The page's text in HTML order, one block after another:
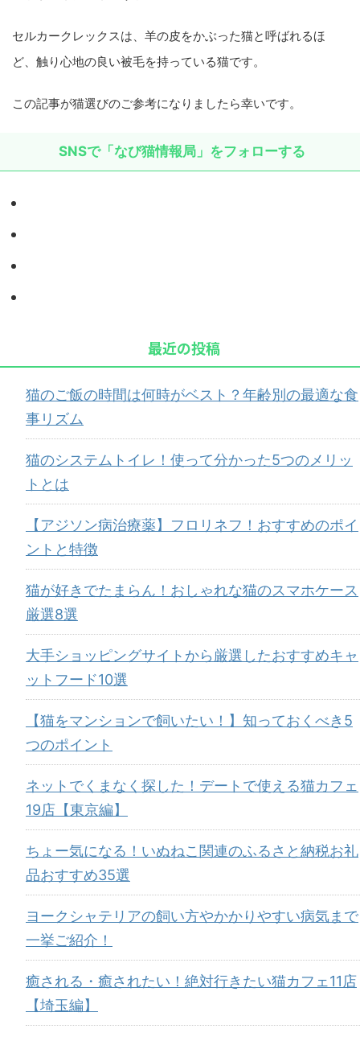
セルカークレックスは、羊の皮をかぶった猫と呼ばれるほ
ど、触り心地の良い被毛を持っている猫です。
この記事が猫選びのご参考になりましたら幸いです。
SNSで「なび猫情報局」をフォローする
最近の投稿
猫のご飯の時間は何時がベスト？年齢別の最適な食
事リズム
猫のシステムトイレ！使って分かった5つのメリッ
トとは
【アジソン病治療薬】フロリネフ！おすすめのポイ
ントと特徴
猫が好きでたまらん！おしゃれな猫のスマホケース
厳選8選
大手ショッピングサイトから厳選したおすすめキャ
ットフード10選
【猫をマンションで飼いたい！】知っておくべき5
つのポイント
ネットでくまなく探した！デートで使える猫カフェ
19店【東京編】
ちょー気になる！いぬねこ関連のふるさと納税お礼
品おすすめ35選
ヨークシャテリアの飼い方やかかりやすい病気まで
一挙ご紹介！
癒される・癒されたい！絶対行きたい猫カフェ11店
【埼玉編】